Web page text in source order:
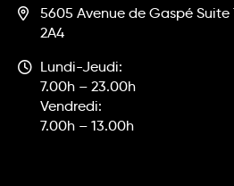
5605 Avenue de Gaspé
2A4
Lundi-Jeudi:
7.00h – 23.00h
Vendredi:
7.00h – 13.00h